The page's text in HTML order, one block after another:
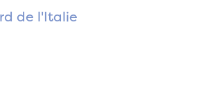
de l'Italie